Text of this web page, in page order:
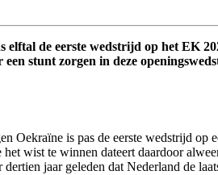
de eerste wedstrijd op het EK
stunt zorgen in deze
Oekraïne is pas de eerste wedstrijd
wist te winnen dateert daardoor
jaar geleden dat Nederland de